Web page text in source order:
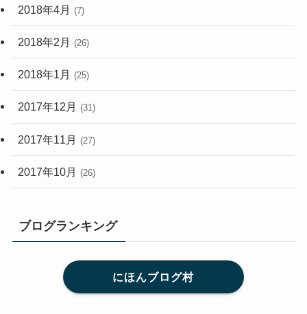
2018年4月 (7)
2018年2月 (26)
2018年1月 (25)
2017年12月 (31)
2017年11月 (27)
2017年10月 (26)
ブログランキング
にほんブログ村